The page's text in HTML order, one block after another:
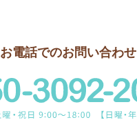
お電話でのお問い合わせ